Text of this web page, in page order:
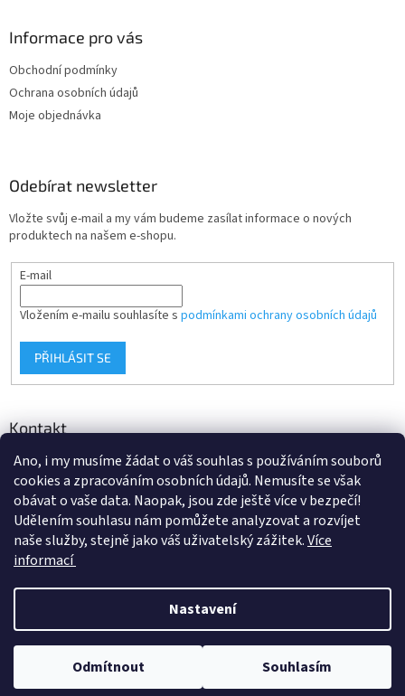
Ano, i my musíme žádat o váš souhlas s používáním souborů
cookies a zpracováním osobních údajů. Nemusíte se však
obávat o vaše data. Naopak, jsou zde ještě více v bezpečí!
Udělením souhlasu nám pomůžete analyzovat a rozvíjet
naše služby, stejně jako váš uživatelský zážitek.Více
informací
Nastavení
Odmítnout Souhlasím
Informace pro vás
Obchodní podmínky
Ochrana osobních údajů
Moje objednávka
Odebírat newsletter
Vložte svůj e-mail a my vám budeme zasílat informace o nových
produktech na našem e-shopu.
E-mail
Vložením e-mailu souhlasíte s podmínkami ochrany osobních údajů
PŘIHLÁSIT SE
Kontakt
info@d-klima.cz
+420 517 357 288
Copyright 2026Potrubi.cz. Všechna práva vyhrazena.Upravit